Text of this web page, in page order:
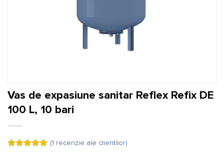
Vas de expasiune sanitar Reflex Refix DE
100 L, 10 bari
(1 recenzie ale clientilor)